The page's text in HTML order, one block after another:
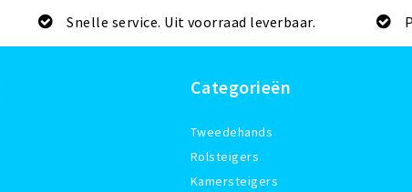
Snelle service. Uit voorraad leverbaar.
Categorieën
Tweedehands
Rolsteigers
Kamersteigers